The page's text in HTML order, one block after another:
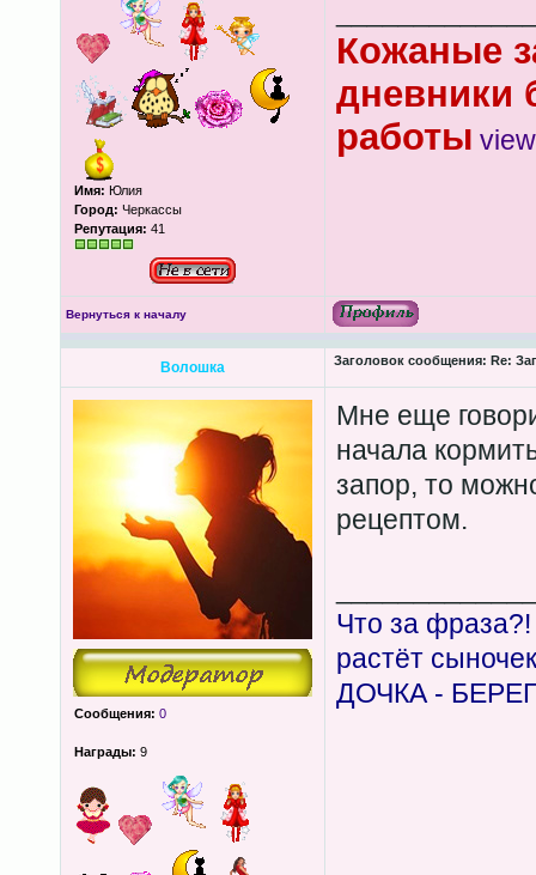
Имя: Юлия
Город: Черкассы
Репутация: 41
Кожаные
дневники
работы
Вернуться к началу
Волошка Заголовок сообщения: Re:
Сообщения: 0
Награды: 9
Мне еще
начала
запор, то
рецептом.
Что за
растёт
ДОЧКА -